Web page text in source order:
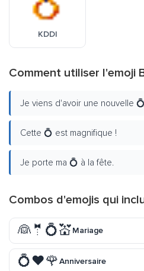
KDDI
Comment utiliser l'emoji
Je viens d'avoir une nouvelle
Cette 💍 est magnifique !
Je porte ma 💍 à la fête.
Combos d'emojis qui
👰🤵💍💒Mariage
💍❤️🌹Anniversaire